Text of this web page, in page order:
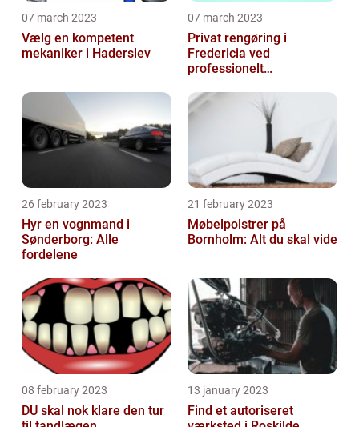
07 march 2023
Vælg en kompetent
mekaniker i Haderslev
07 march 2023
Privat rengøring i
Fredericia ved
professionelt
26 february 2023
Hyr en vognmand i
Sønderborg: Alle
fordelene
21 february 2023
Møbelpolstrer på
Bornholm: Alt du skal vide
08 february 2023
DU skal nok klare den tur
13 january 2023
Find et autoriseret